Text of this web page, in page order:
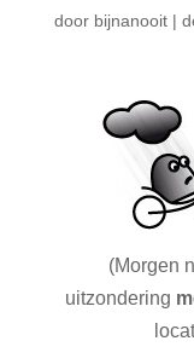
door bijnanooit|
(Morgen
uitzondering